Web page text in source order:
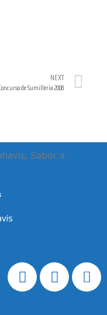
NEXT
de Sumillería 2008